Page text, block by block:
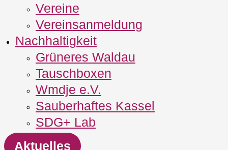
Vereine
Vereinsanmeldung
Nachhaltigkeit
Grüneres Waldau
Tauschboxen
Wmdje e.V.
Sauberhaftes Kassel
SDG+ Lab
Aktuelles